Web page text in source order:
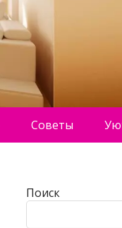
Советы
Поиск